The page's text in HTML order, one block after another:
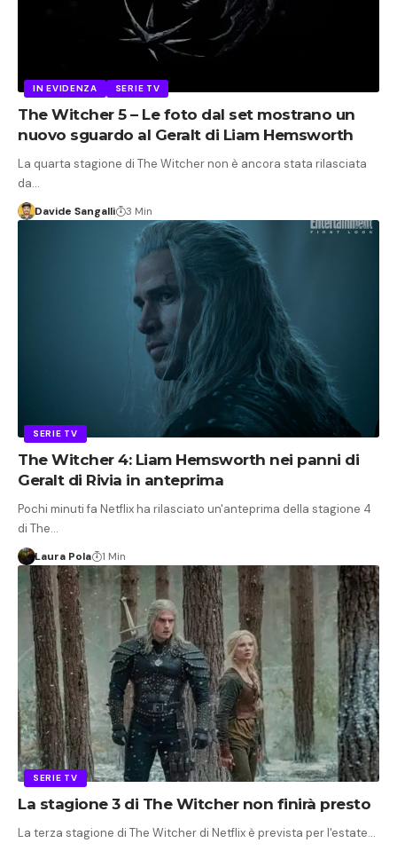
IN EVIDENZA SERIE TV
The Witcher 5 – Le foto dal set mostrano un
nuovo sguardo al Geralt di Liam Hemsworth
La quarta stagione di The Witcher non è ancora stata rilasciata
da…
Davide Sangalli 3 Min
SERIE TV
The Witcher 4: Liam Hemsworth nei panni di
Geralt di Rivia in anteprima
Pochi minuti fa Netflix ha rilasciato un'anteprima della stagione 4
di The…
Laura Pola 1 Min
SERIE TV
La stagione 3 di The Witcher non finirà presto
La terza stagione di The Witcher di Netflix è prevista per l'estate…